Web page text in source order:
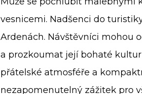
vesnicemi. Nadšenci do
Ardenách. Návštěvníci mohou
a prozkoumat její bohaté
přátelské atmosféře a
nezapomenutelný zážitek pro